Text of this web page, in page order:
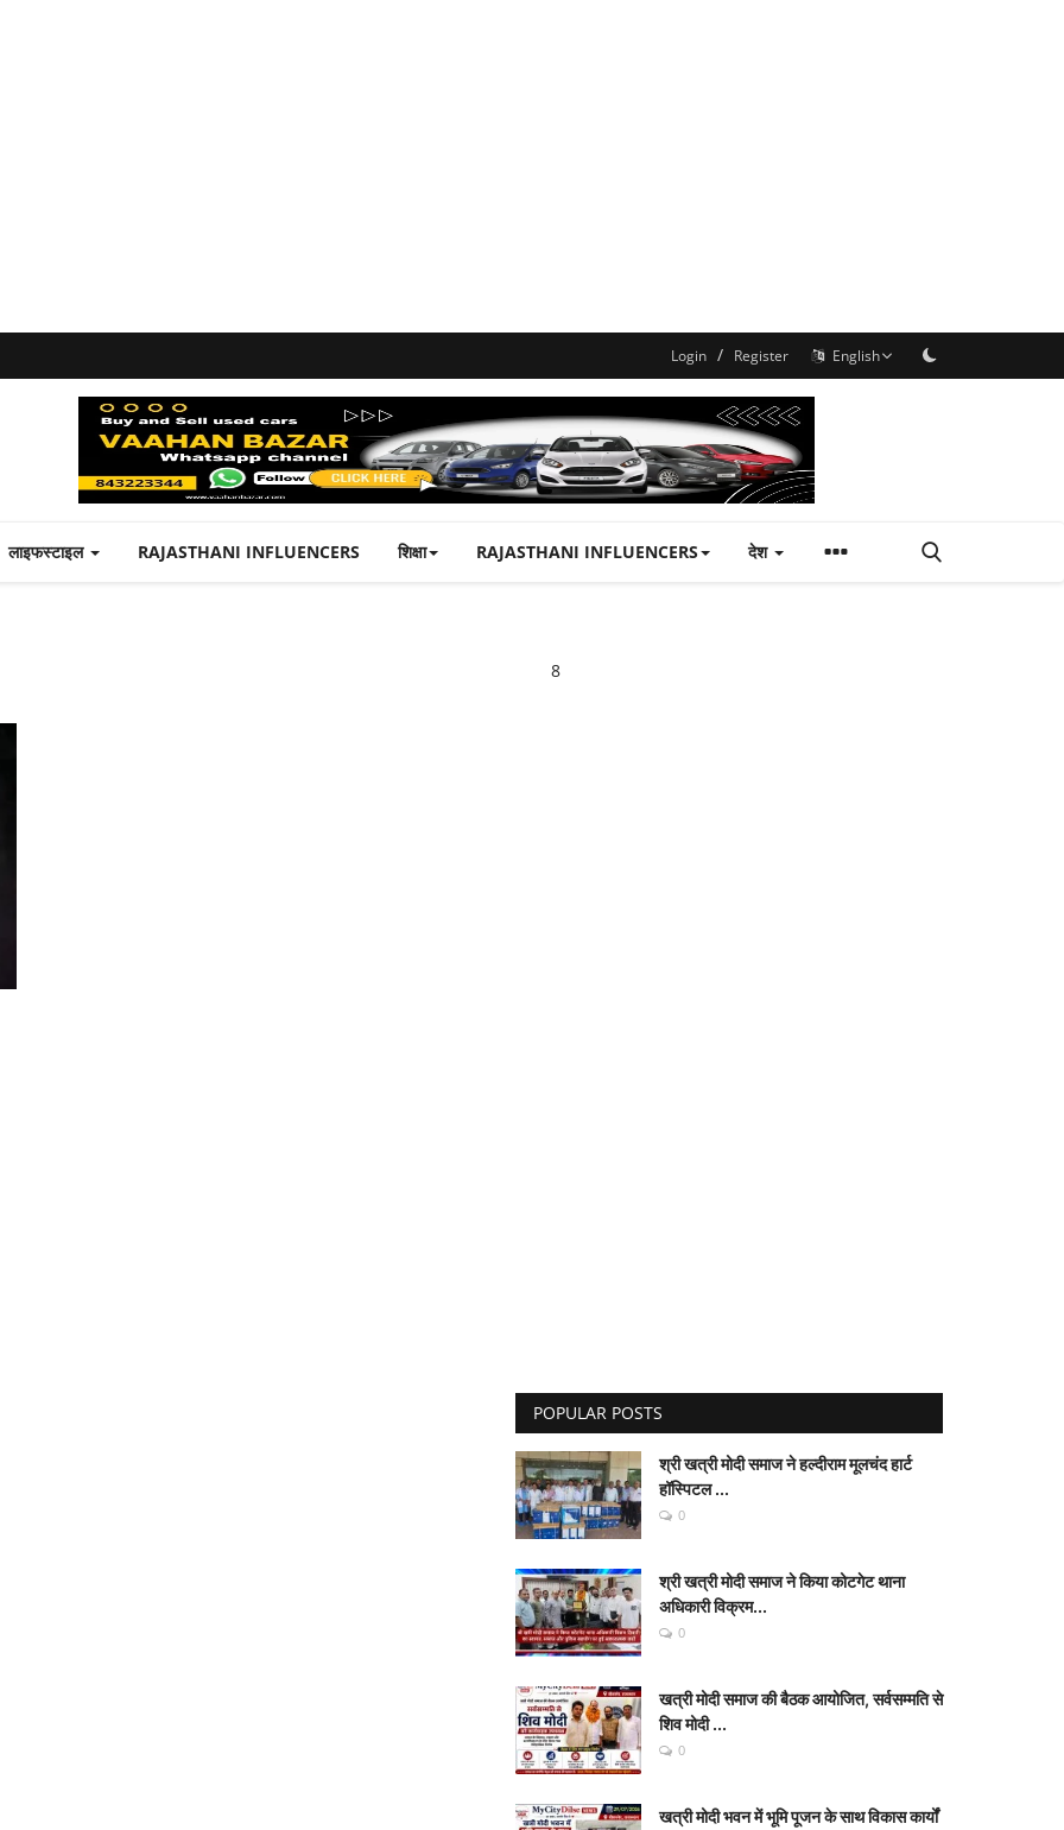
Login / Register English
लाइफस्टाइल RAJASTHANI INFLUENCERS शिक्षा RAJASTHANI INFLUENCERS देश
8
POPULAR POSTS
श्री खत्री मोदी समाज ने हल्दीराम मूलचंद हार्ट
हॉस्पिटल ...
0
श्री खत्री मोदी समाज ने किया कोटगेट थाना
अधिकारी विक्रम...
0
खत्री मोदी समाज की बैठक आयोजित, सर्वसम्मति से
शिव मोदी ...
0
खत्री मोदी भवन में भूमि पूजन के साथ विकास कार्यों